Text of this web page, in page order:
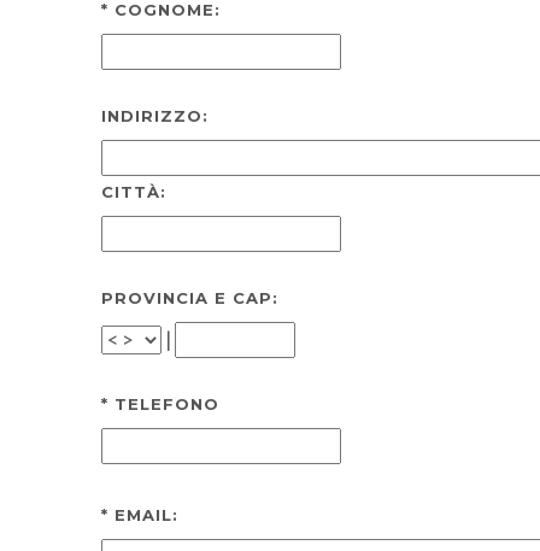
* COGNOME:
INDIRIZZO:
CITTÀ:
PROVINCIA E CAP:
* TELEFONO
* EMAIL: